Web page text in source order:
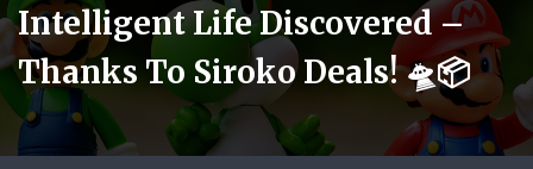
Intelligent Life Discovered –
Thanks To Siroko Deals! 🛸📦